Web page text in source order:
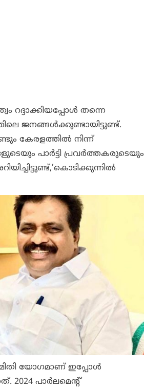
റദ്ദാക്കിയപ്പോള്‍ തന്നെ
ജനങ്ങള്‍ക്കുണ്ടായിട്ടുണ്ട്.
കേരളത്തില്‍ നിന്ന്
പാര്‍ട്ടി പ്രവര്‍ത്തകരുടെയും
യോഗമാണ് ഇപ്പോള്‍
2024 പാര്‍ലമെന്റ്